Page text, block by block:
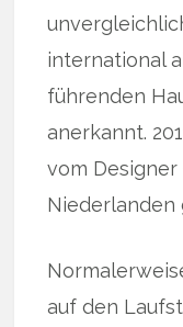
international
führenden
anerkannt.
vom
Niederlanden
auf den